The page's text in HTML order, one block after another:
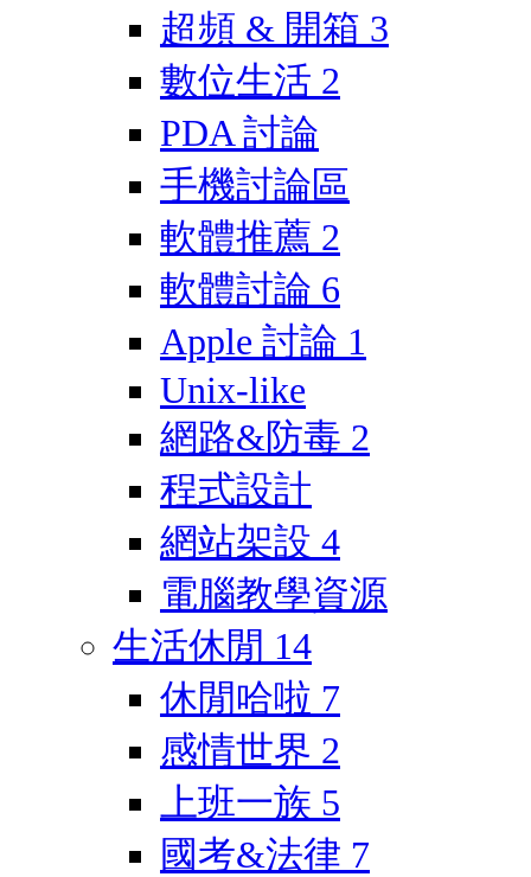
超頻 & 開箱 3
數位生活 2
PDA 討論
手機討論區
軟體推薦 2
軟體討論 6
Apple 討論 1
Unix-like
網路&防毒 2
程式設計
網站架設 4
電腦教學資源
生活休閒 14
休閒哈啦 7
感情世界 2
上班一族 5
國考&法律 7